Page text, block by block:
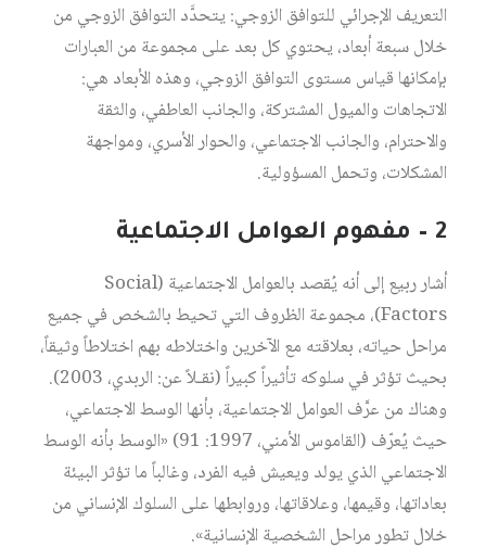
التعريف الإجرائي للتوافق الزوجي: يتحدَّد التوافق الزوجي من
خلال سبعة أبعاد، يحتوي كل بعد على مجموعة من العبارات
بإمكانها قياس مستوى التوافق الزوجي، وهذه الأبعاد هي:
الاتجاهات والميول المشتركة، والجانب العاطفي، والثقة
والاحترام، والجانب الاجتماعي، والحوار الأسري، ومواجهة
المشكلات، وتحمل المسؤولية.
2 – مفهوم العوامل الاجتماعية
أشار ربيع إلى أنه يُقصد بالعوامل الاجتماعية (Social
Factors)، مجموعة الظروف التي تحيط بالشخص في جميع
مراحل حياته، بعلاقته مع الآخرين واختلاطه بهم اختلاطاً وثيقاً،
بحيث تؤثر في سلوكه تأثيراً كبيراً (نقـلاً عن: الربدي، 2003).
وهناك من عرَّف العوامل الاجتماعية، بأنها الوسط الاجتماعي،
حيث يُعرّف (القاموس الأمني، 1997: 91) «الوسط بأنه الوسط
الاجتماعي الذي يولد ويعيش فيه الفرد، وغالباً ما تؤثر البيئة
بعاداتها، وقيمها، وعلاقاتها، وروابطها على السلوك الإنساني من
خلال تطور مراحل الشخصية الإنسانية».